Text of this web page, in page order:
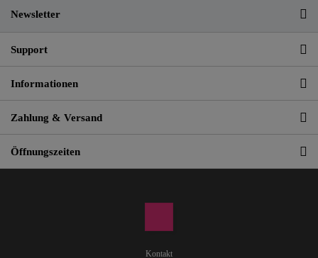
Newsletter
Support
Informationen
Zahlung & Versand
Öffnungszeiten
Kontakt